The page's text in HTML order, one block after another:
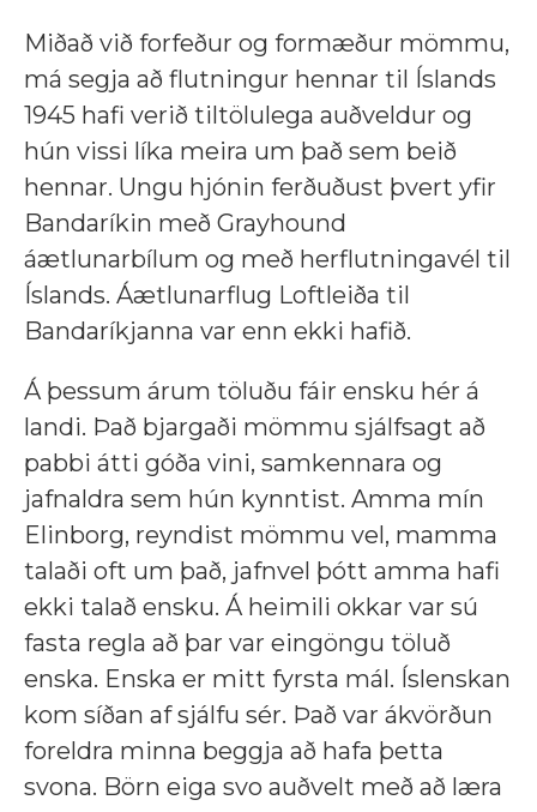
Miðað við forfeður og formæður mömmu,
má segja að flutningur hennar til Íslands
1945 hafi verið tiltölulega auðveldur og
hún vissi líka meira um það sem beið
hennar. Ungu hjónin ferðuðust þvert yfir
Bandaríkin með Grayhound
áætlunarbílum og með herflutningavél til
Íslands. Áætlunarflug Loftleiða til
Bandaríkjanna var enn ekki hafið.
Á þessum árum töluðu fáir ensku hér á
landi. Það bjargaði mömmu sjálfsagt að
pabbi átti góða vini, samkennara og
jafnaldra sem hún kynntist. Amma mín
Elinborg, reyndist mömmu vel, mamma
talaði oft um það, jafnvel þótt amma hafi
ekki talað ensku. Á heimili okkar var sú
fasta regla að þar var eingöngu töluð
enska. Enska er mitt fyrsta mál. Íslenskan
kom síðan af sjálfu sér. Það var ákvörðun
foreldra minna beggja að hafa þetta
svona. Börn eiga svo auðvelt með að læra